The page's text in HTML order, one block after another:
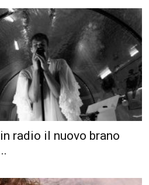
radio il nuovo brano